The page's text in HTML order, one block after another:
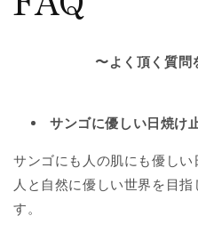
〜よく頂く質問
サンゴに優しい日焼け
サンゴにも人の肌にも優しい
人と自然に優しい世界を目
す。